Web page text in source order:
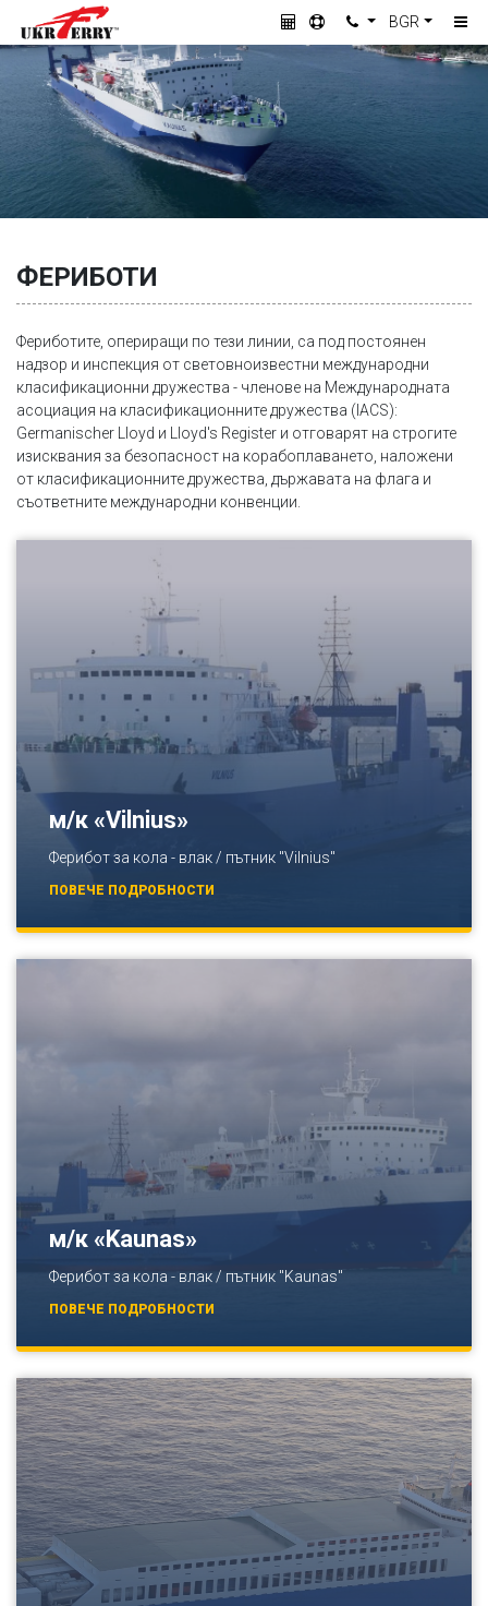
BGR
ФЕРИБОТИ
Фериботите, опериращи по тези линии, са под постоянен
надзор и инспекция от световноизвестни международни
класификационни дружества - членове на Международната
асоциация на класификационните дружества (IACS):
Germanischer Lloyd и Lloyd's Register и отговарят на строгите
изисквания за безопасност на корабоплаването, наложени
от класификационните дружества, държавата на флага и
съответните международни конвенции.
м/к «Vilnius»
Ферибот за кола - влак / пътник "Vilnius"
ПОВЕЧЕ ПОДРОБНОСТИ
м/к «Kaunas»
Ферибот за кола - влак / пътник "Kaunas"
ПОВЕЧЕ ПОДРОБНОСТИ